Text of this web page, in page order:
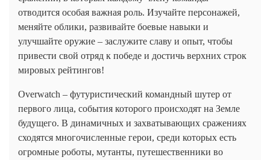
отводится особая важная роль. Изучайте персонажей,
меняйте облики, развивайте боевые навыки и
улучшайте оружие – заслужите славу и опыт, чтобы
привести свой отряд к победе и достичь верхних строк
мировых рейтингов!
Overwatch – футуристический командный шутер от
первого лица, события которого происходят на Земле
будущего. В динамичных и захватывающих сражениях
сходятся многочисленные герои, среди которых есть
огромные роботы, мутанты, путешественники во